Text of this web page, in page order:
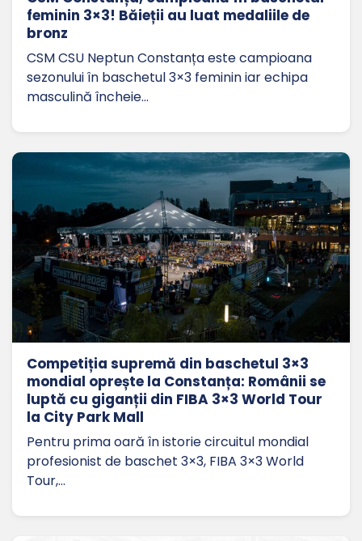
feminin 3×3! Băieții au luat medaliile de
bronz
CSM CSU Neptun Constanța este campioana
sezonului în baschetul 3×3 feminin iar echipa
masculină încheie…
Competiția supremă din baschetul 3×3
mondial oprește la Constanța: Românii se
luptă cu giganții din FIBA 3×3 World Tour
la City Park Mall
Pentru prima oară în istorie circuitul mondial
profesionist de baschet 3×3, FIBA 3×3 World
Tour,…